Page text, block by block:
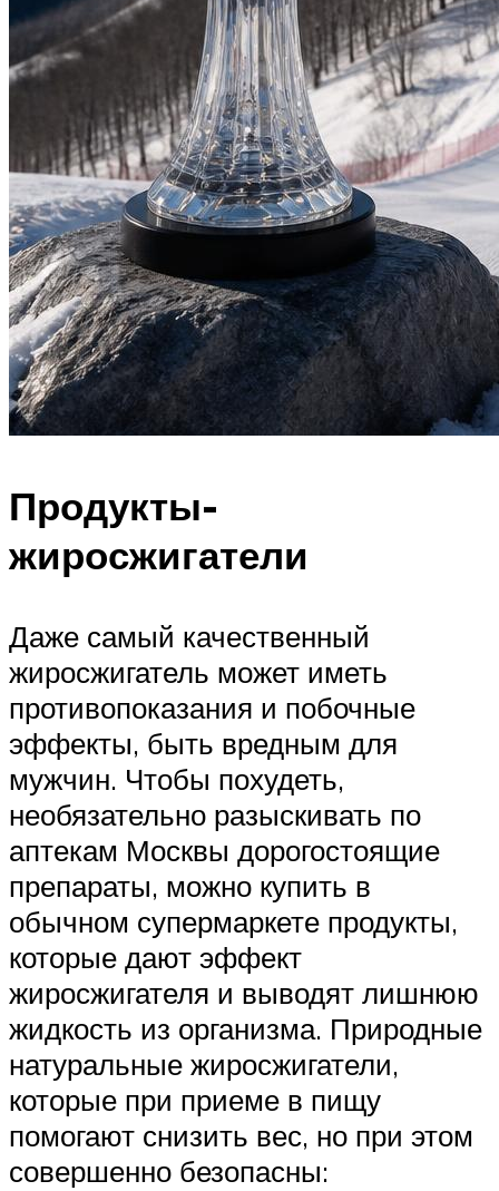
Продукты-
жиросжигатели
Даже самый качественный
жиросжигатель может иметь
противопоказания и побочные
эффекты, быть вредным для
мужчин. Чтобы похудеть,
необязательно разыскивать по
аптекам Москвы дорогостоящие
препараты, можно купить в
обычном супермаркете продукты,
которые дают эффект
жиросжигателя и выводят лишнюю
жидкость из организма. Природные
натуральные жиросжигатели,
которые при приеме в пищу
помогают снизить вес, но при этом
совершенно безопасны: